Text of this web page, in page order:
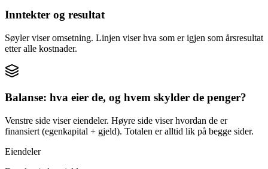
Inntekter og resultat
Søyler viser omsetning. Linjen viser hva som er igjen som årsresultat
etter alle kostnader.
Balanse: hva eier de, og hvem skylder de penger?
Venstre side viser eiendeler. Høyre side viser hvordan de er
finansiert (egenkapital + gjeld). Totalen er alltid lik på begge sider.
Eiendeler